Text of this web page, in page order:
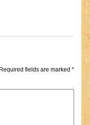
fields are marked *